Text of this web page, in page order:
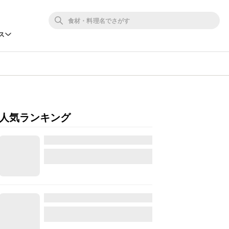
人気ランキング